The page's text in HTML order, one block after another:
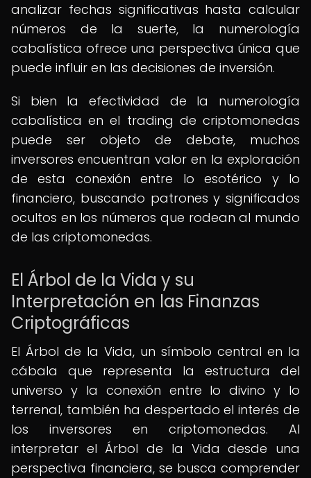
analizar fechas significativas hasta calcular
números de la suerte, la numerología
cabalística ofrece una perspectiva única que
puede influir en las decisiones de inversión.
Si bien la efectividad de la numerología
cabalística en el trading de criptomonedas
puede ser objeto de debate, muchos
inversores encuentran valor en la exploración
de esta conexión entre lo esotérico y lo
financiero, buscando patrones y significados
ocultos en los números que rodean al mundo
de las criptomonedas.
El Árbol de la Vida y su
Interpretación en las Finanzas
Criptográficas
El Árbol de la Vida, un símbolo central en la
cábala que representa la estructura del
universo y la conexión entre lo divino y lo
terrenal, también ha despertado el interés de
los inversores en criptomonedas. Al
interpretar el Árbol de la Vida desde una
perspectiva financiera, se busca comprender